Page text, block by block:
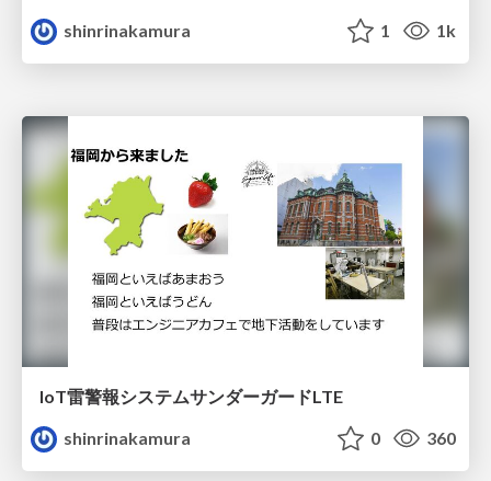
shinrinakamura
1 1k
IoT雷警報システムサンダーガードLTE
shinrinakamura
0 360